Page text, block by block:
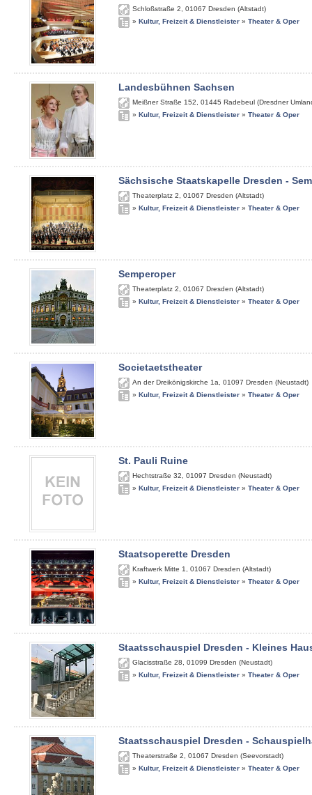
Schloßstraße 2 01067 Dresden (Altstadt)
» Kultur, Freizeit & Dienstleister » Theater & Oper
Landesbühnen Sachsen
Meißner Straße 152 01445 Radebeul (Dresdner
» Kultur, Freizeit & Dienstleister » Theater & Oper
Sächsische Staatskapelle Dresden -
Theaterplatz 2 01067 Dresden (Altstadt)
» Kultur, Freizeit & Dienstleister » Theater & Oper
Semperoper
Theaterplatz 2 01067 Dresden (Altstadt)
» Kultur, Freizeit & Dienstleister » Theater & Oper
Societaetstheater
An der Dreikönigskirche 1a 01097 Dresden (Neustadt)
» Kultur, Freizeit & Dienstleister » Theater & Oper
St. Pauli Ruine
Hechtstraße 32 01097 Dresden (Neustadt)
» Kultur, Freizeit & Dienstleister » Theater & Oper
Staatsoperette Dresden
Kraftwerk Mitte 1 01067 Dresden (Altstadt)
» Kultur, Freizeit & Dienstleister » Theater & Oper
Staatsschauspiel Dresden - Kleines
Glacisstraße 28 01099 Dresden (Neustadt)
» Kultur, Freizeit & Dienstleister » Theater & Oper
Staatsschauspiel Dresden -
Theaterstraße 2 01067 Dresden (Seevorstadt)
» Kultur, Freizeit & Dienstleister » Theater & Oper